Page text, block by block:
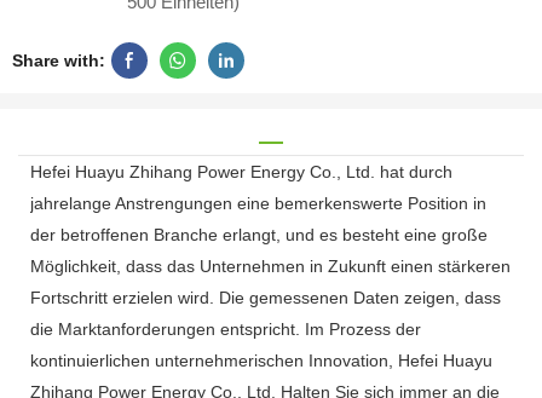
Share with:
Hefei Huayu Zhihang Power Energy Co., Ltd. hat durch
jahrelange Anstrengungen eine bemerkenswerte Position in
der betroffenen Branche erlangt, und es besteht eine große
Möglichkeit, dass das Unternehmen in Zukunft einen stärkeren
Fortschritt erzielen wird. Die gemessenen Daten zeigen, dass
die Marktanforderungen entspricht. Im Prozess der
kontinuierlichen unternehmerischen Innovation, Hefei Huayu
Zhihang Power Energy Co., Ltd. Halten Sie sich immer an die